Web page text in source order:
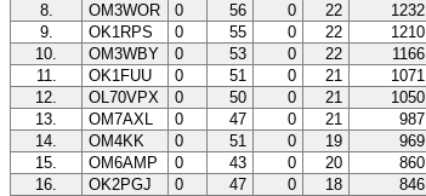
8.
OM3WOR 0 56 0 22 1232
9.
OK1RPS 0 55 0 22 1210
10.
OM3WBY 0 53 0 22 1166
11.
OK1FUU 0 51 0 21 1071
12.
OL70VPX 0 50 0 21 1050
13.
OM7AXL 0 47 0 21 987
14.
OM4KK 0 51 0 19 969
15.
OM6AMP 0 43 0 20 860
16.
OK2PGJ 0 47 0 18 846